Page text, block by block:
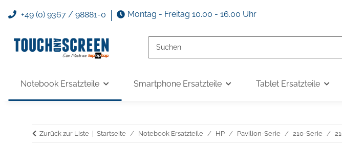
+49 (0) 9367 / 98881-0 Montag - Freitag 10.00 - 16.00 Uhr
Notebook Ersatzteile Smartphone Ersatzteile Tablet Ersatzteile
Zurück zur Liste Startseite Notebook Ersatzteile HP Pavilion-Serie 210-Serie